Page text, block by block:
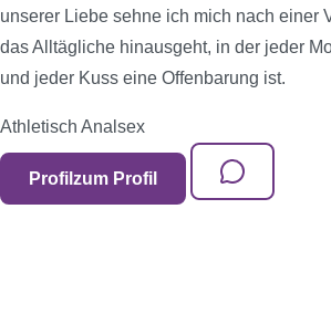
unserer Liebe sehne ich mich nach einer
das Alltägliche hinausgeht, in der jeder
und jeder Kuss eine Offenbarung ist.
Athletisch Analsex
Profil zum Profil